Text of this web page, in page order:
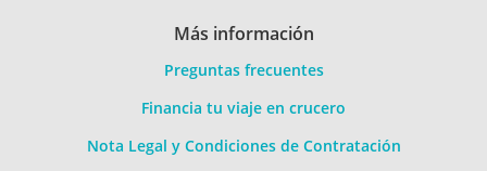
Más información
Preguntas frecuentes
Financia tu viaje en crucero
Nota Legal y Condiciones de Contratación